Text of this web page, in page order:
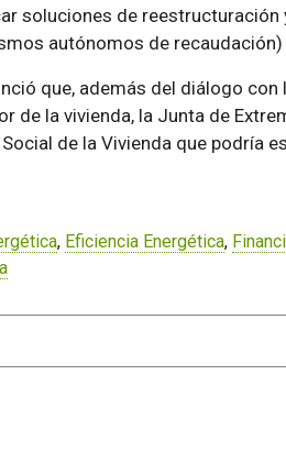
soluciones de reestructuración
autónomos de
que, además del diálogo
de la vivienda, la Junta de
de la Vivienda que podría
, Eficiencia Energética,